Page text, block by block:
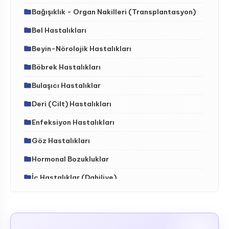
Bağışıklık - Organ Nakilleri (Transplantasyon)
Bel Hastalıkları
Beyin-Nörolojik Hastalıkları
Böbrek Hastalıkları
Bulaşıcı Hastalıklar
Deri (Cilt) Hastalıkları
Enfeksiyon Hastalıkları
Göz Hastalıkları
Hormonal Bozukluklar
İç Hastalıklar (Dahiliye)
İskelet - Kas Sistemi ve Hastalıkları (ortopedi)